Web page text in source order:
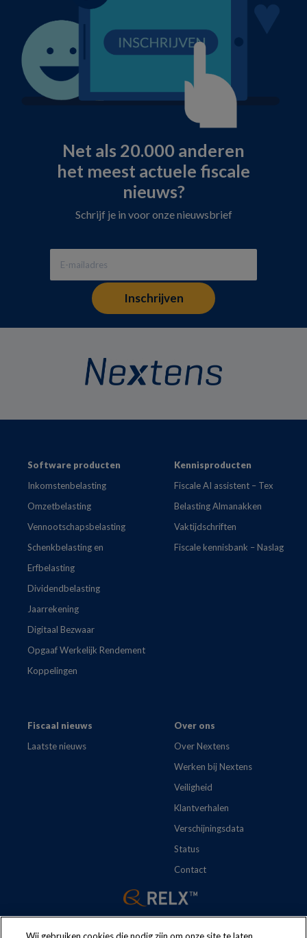
Net als 20.000 anderen
het meest actuele fiscale
nieuws?
Schrijf je in voor onze nieuwsbrief
FooterSoftware producten
Inkomstenbelasting
Omzetbelasting
Vennootschapsbelasting
Schenkbelasting en
Erfbelasting
Dividendbelasting
Jaarrekening
Digitaal Bezwaar
Opgaaf Werkelijk Rendement
Koppelingen
Kennisproducten
Fiscale AI assistent – Tex
Belasting Almanakken
Vaktijdschriften
Fiscale kennisbank – Naslag
Fiscaal nieuws
Laatste nieuws
Over ons
Over Nextens
Werken bij Nextens
Veiligheid
Klantverhalen
Verschijningsdata
Status
Contact